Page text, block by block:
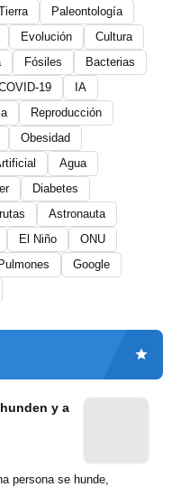
Paleontología
Evolución
Cultura
Fósiles
Bacterias
19
IA
Reproducción
Obesidad
Agua
Diabetes
Astronauta
El Niño
ONU
Pulmones
Google
y a
persona se hunde,